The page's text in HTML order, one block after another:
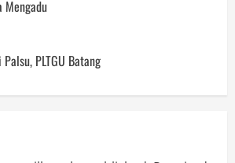
Mengadu
PLTGU Batang